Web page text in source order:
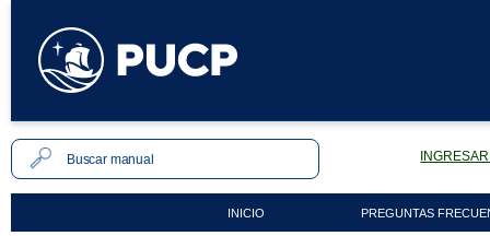
INICIO PREGUNTAS